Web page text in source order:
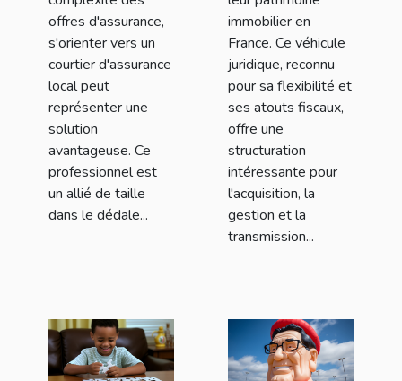
offres d'assurance,
s'orienter vers un
courtier d'assurance
local peut
représenter une
solution
avantageuse. Ce
professionnel est
un allié de taille
dans le dédale...
immobilier en
France. Ce véhicule
juridique, reconnu
pour sa flexibilité et
ses atouts fiscaux,
offre une
structuration
intéressante pour
l'acquisition, la
gestion et la
transmission...